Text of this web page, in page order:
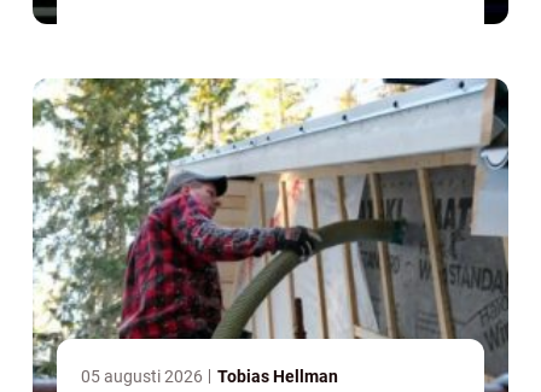
05 augusti 2026 Tobias Hellman